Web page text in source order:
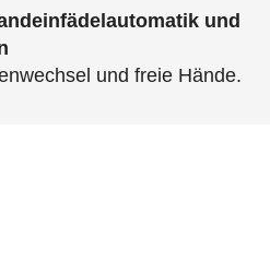
und
und freie Hände.